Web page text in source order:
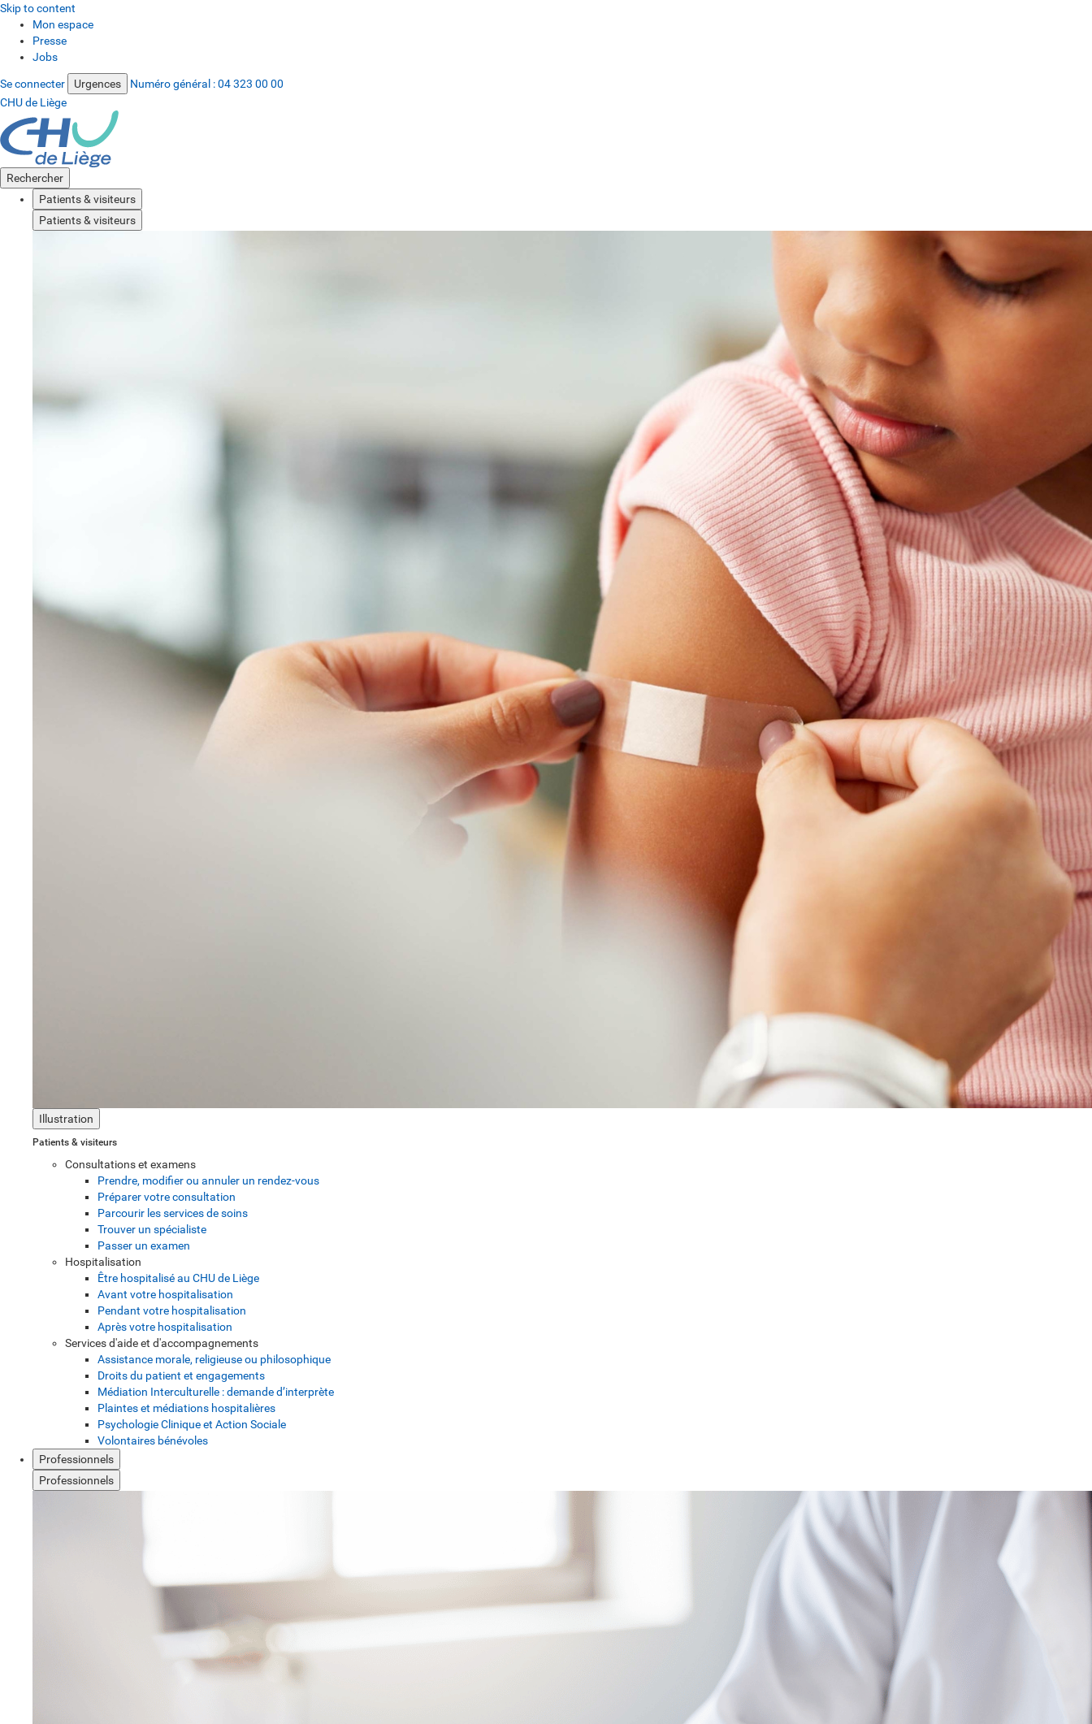
Skip to content
Mon espace
Presse
Jobs
Se connecter Urgences Numéro général :04 323 00 00
CHU de Liège
Rechercher
Patients & visiteurs
Patients & visiteurs
Illustration
Patients & visiteurs
Consultations et examens
Prendre, modifier ou annuler un rendez-vous
Préparer votre consultation
Parcourir les services de soins
Trouver un spécialiste
Passer un examen
Hospitalisation
Être hospitalisé au CHU de Liège
Avant votre hospitalisation
Pendant votre hospitalisation
Après votre hospitalisation
Services d'aide et d'accompagnements
Assistance morale, religieuse ou philosophique
Droits du patient et engagements
Médiation Interculturelle : demande d’interprète
Plaintes et médiations hospitalières
Psychologie Clinique et Action Sociale
Volontaires bénévoles
Professionnels
Professionnels